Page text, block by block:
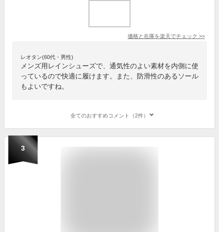
価格と在庫を楽天でチェック >>
レオタン(60代・男性)
メンズ用レインシューズで、通気性のよい素材を内側に使
っているので快適に履けます。また、防滑性のあるソール
もよいですね。
全てのおすすめコメント（2件）
3